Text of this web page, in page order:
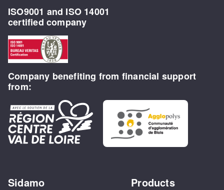
ISO9001 and ISO 14001
certified company
Company benefiting from financial support
from:
Sidamo Products